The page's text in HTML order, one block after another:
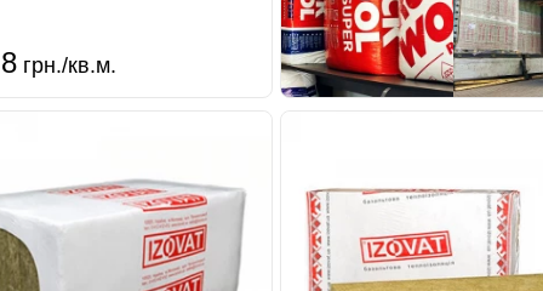
грн./кв.м.